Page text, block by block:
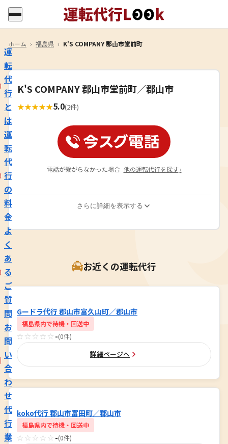
運
転
代
行
と
は
運
転
代
行
の
料
金
よ
く
あ
る
ご
質
問
お
問
い
合
わ
せ
代
行
業
ホーム › 福島県 › K'S COMPANY 郡山市堂前町
K'S COMPANY 郡山市堂前町／郡山市
★★★★★5.0(2件)
電話が繋がらなかった場合 他の運転代行を探す ›
さらに詳細を表示する
お近くの運転代行
Gードラ代行 郡山市富久山町／郡山市
福島県内で待機・回送中
☆☆☆☆☆ -(0件)
詳細ページへ
koko代行 郡山市富田町／郡山市
福島県内で待機・回送中
☆☆☆☆☆ -(0件)